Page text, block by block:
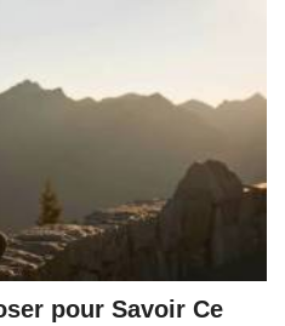
pour Savoir Ce